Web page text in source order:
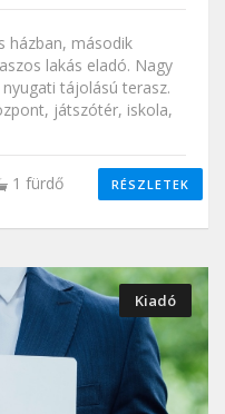
házban, második
lakás eladó. Nagy
tájolású terasz.
játszótér, iskola,
1 fürdő RÉSZLETEK
Kiadó